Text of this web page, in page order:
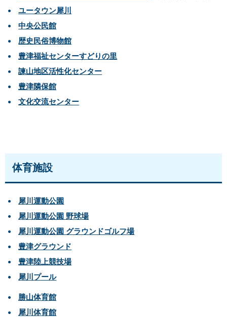
ユータウン犀川
中央公民館
歴史民俗博物館
豊津福祉センターすどりの里
諫山地区活性化センター
豊津隣保館
文化交流センター
体育施設
犀川運動公園
犀川運動公園 野球場
犀川運動公園 グラウンドゴルフ場
豊津グラウンド
豊津陸上競技場
犀川プール
勝山体育館
犀川体育館